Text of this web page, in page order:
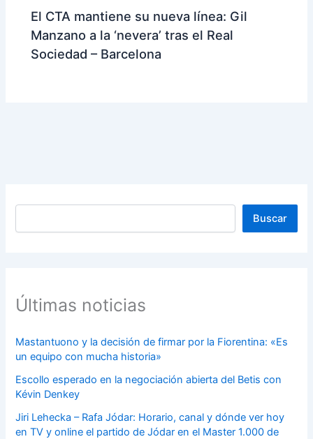
El CTA mantiene su nueva línea: Gil
Manzano a la ‘nevera’ tras el Real
Sociedad – Barcelona
Buscar
Buscar
Últimas noticias
Mastantuono y la decisión de firmar por la Fiorentina: «Es
un equipo con mucha historia»
Escollo esperado en la negociación abierta del Betis con
Kévin Denkey
Jiri Lehecka – Rafa Jódar: Horario, canal y dónde ver hoy
en TV y online el partido de Jódar en el Master 1.000 de